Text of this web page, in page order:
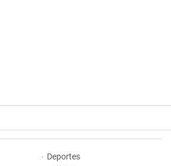
Deportes